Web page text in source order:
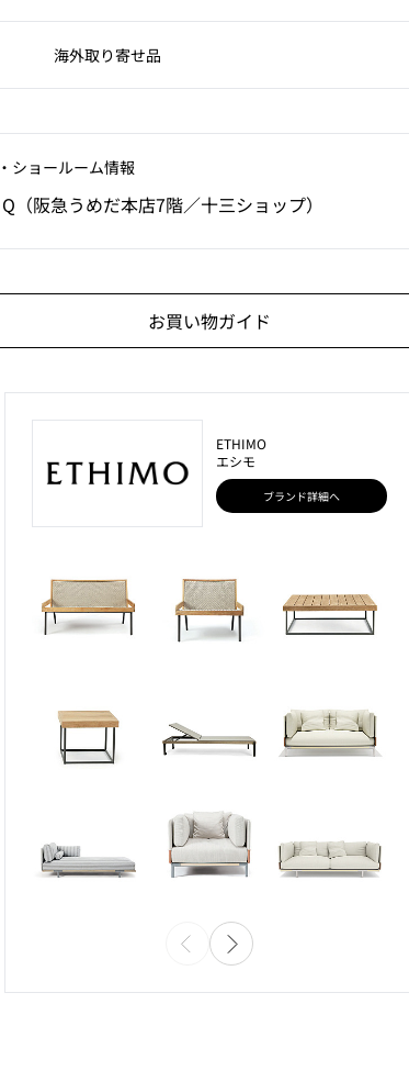
海外取り寄せ品
ショールーム情報
（阪急うめだ本店7階／十三ショップ）
お買い物ガイド
ETHIMO
エシモ
ブランド詳細へ